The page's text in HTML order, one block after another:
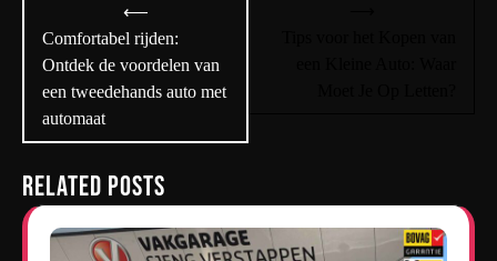
navigatie
⟵
Comfortabel rijden:
Ontdek de voordelen van
een tweedehands auto met
automaat
Related Posts